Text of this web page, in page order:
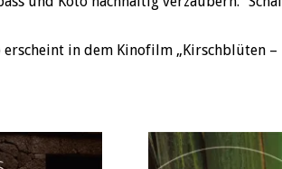
erscheint in dem Kinofilm „Kirschblüten